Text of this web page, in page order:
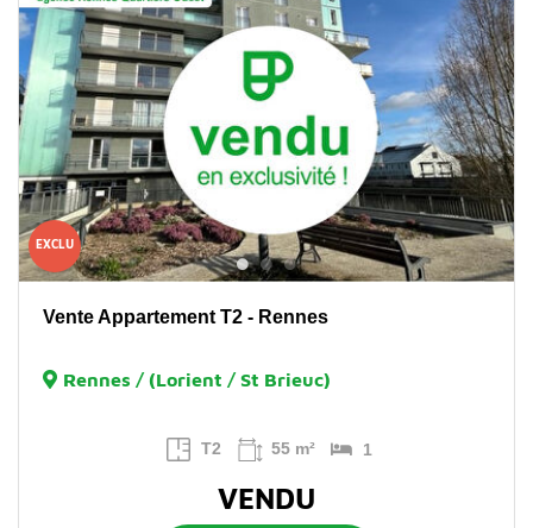
EXCLU
Vente Appartement T2 - Rennes
Rennes / (Lorient / St Brieuc)
T2 55 m² 1
VENDU